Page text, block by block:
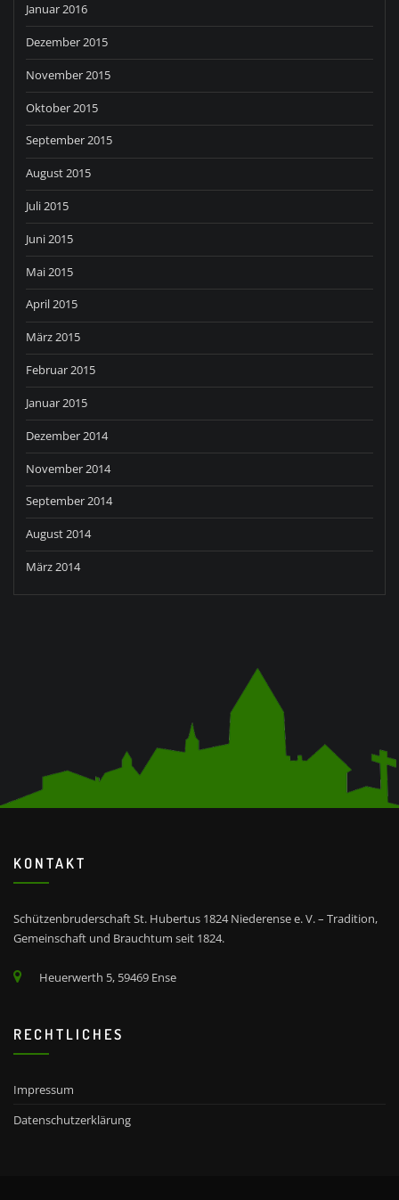
Januar 2016
Dezember 2015
November 2015
Oktober 2015
September 2015
August 2015
Juli 2015
Juni 2015
Mai 2015
April 2015
März 2015
Februar 2015
Januar 2015
Dezember 2014
November 2014
September 2014
August 2014
März 2014
KONTAKT
Schützenbruderschaft St. Hubertus 1824 Niederense e. V. – Tradition,
Gemeinschaft und Brauchtum seit 1824.
Heuerwerth 5, 59469 Ense
RECHTLICHES
Impressum
Datenschutzerklärung